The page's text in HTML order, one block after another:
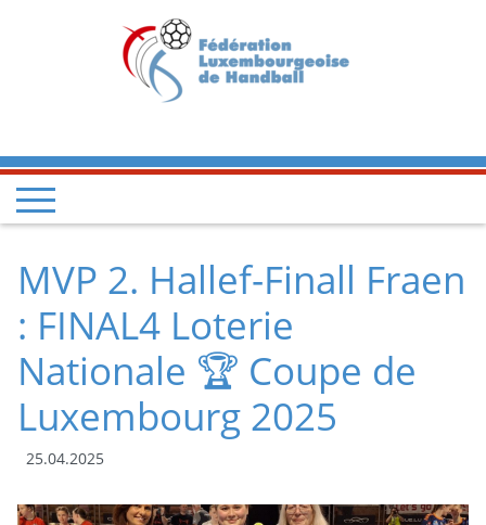
MVP 2. Hallef-Finall Fraen
: FINAL4 Loterie
Nationale 🏆 Coupe de
Luxembourg 2025
25.04.2025